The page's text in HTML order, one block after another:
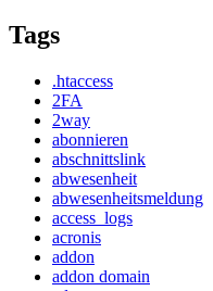
Tags
.htaccess
2FA
2way
abonnieren
abschnittslink
abwesenheit
abwesenheitsmeldung
access_logs
acronis
addon
addon domain